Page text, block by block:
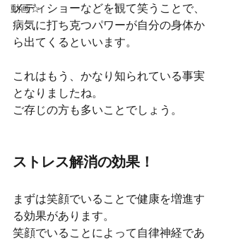
動画☆
メディショーなどを観て笑うことで、
病気に打ち克つパワーが自分の身体か
ら出てくるといいます。
これはもう、かなり知られている事実
となりましたね。
ご存じの方も多いことでしょう。
ストレス解消の効果！
まずは笑顔でいることで健康を増進す
る効果があります。
笑顔でいることによって自律神経であ